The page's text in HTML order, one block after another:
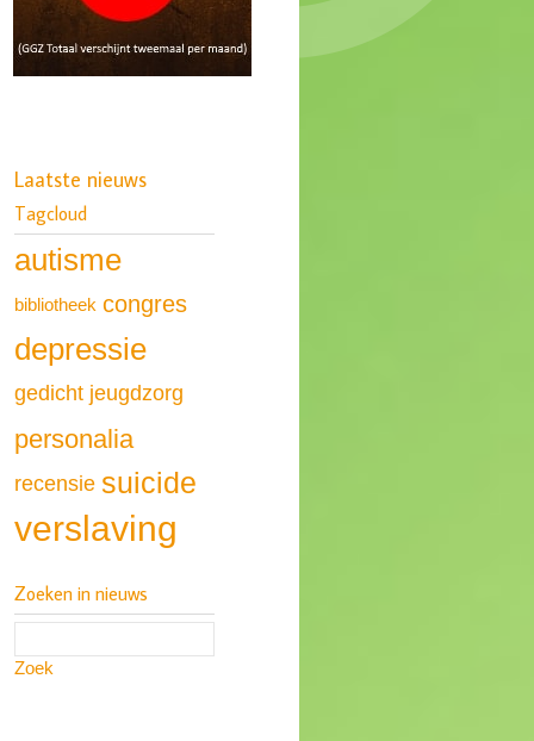
Laatste nieuws
Tagcloud
autisme
bibliotheek congres
depressie
gedicht jeugdzorg
personalia
recensie suicide
verslaving
Zoeken in nieuws
Zoek